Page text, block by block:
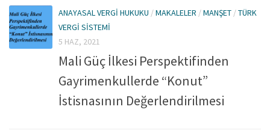
ANAYASAL VERGI HUKUKU /MAKALELER /MANŞET /TÜRK
VERGI SISTEMI
5 HAZ, 2021
Mali Güç İlkesi Perspektifinden
Gayrimenkullerde “Konut”
İstisnasının Değerlendirilmesi